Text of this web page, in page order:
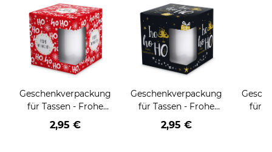
Geschenkverpackung
für Tassen - Frohe
Weihnachten - HO
HO HO - rot
2,95 €
Geschenkverpackung
für Tassen - Frohe
Weihnachten - HO
HO HO - schwarz
2,95 €
für